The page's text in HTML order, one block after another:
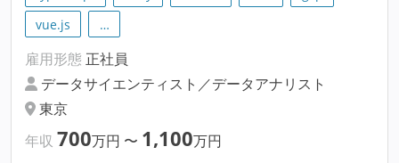
vue.js
…
雇用形態 正社員
データサイエンティスト／データアナリスト
東京
年収 700万円 〜 1,100万円